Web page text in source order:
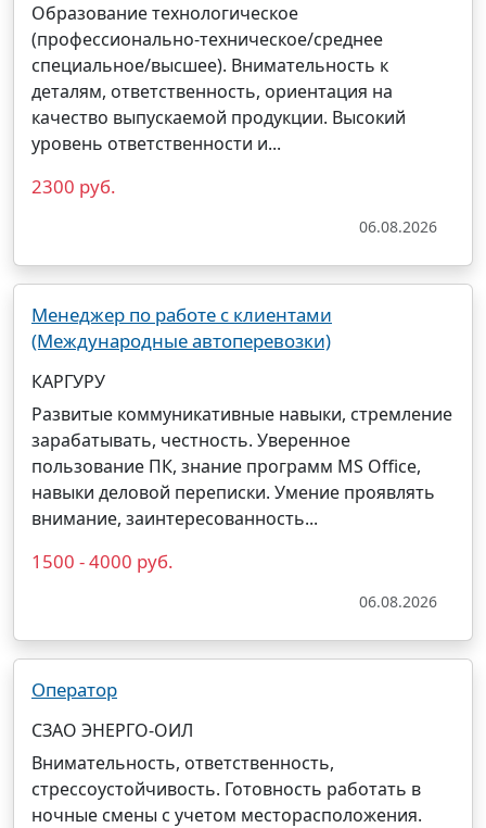
Образование технологическое
(профессионально-техническое/среднее
специальное/высшее). Внимательность к
деталям, ответственность, ориентация на
качество выпускаемой продукции. Высокий
уровень ответственности и...
2300 руб.
06.08.2026
Менеджер по работе с клиентами
(Международные автоперевозки)
КАРГУРУ
Развитые коммуникативные навыки, стремление
зарабатывать, честность. Уверенное
пользование ПК, знание программ MS Office,
навыки деловой переписки. Умение проявлять
внимание, заинтересованность...
1500 - 4000 руб.
06.08.2026
Оператор
СЗАО ЭНЕРГО-ОИЛ
Внимательность, ответственность,
стрессоустойчивость. Готовность работать в
ночные смены с учетом месторасположения.